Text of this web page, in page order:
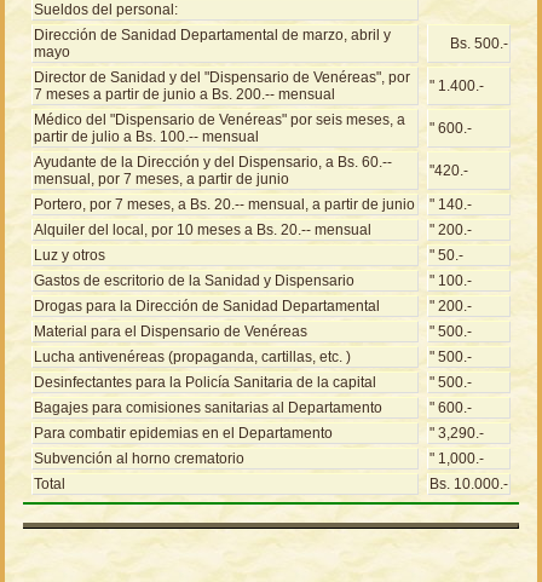
Sueldos del personal:
Dirección de Sanidad Departamental de marzo, abril y
mayo
Bs. 500.-
Director de Sanidad y del "Dispensario de Venéreas", por
7 meses a partir de junio a Bs. 200.-- mensual
" 1.400.-
Médico del "Dispensario de Venéreas" por seis meses, a
partir de julio a Bs. 100.-- mensual
" 600.-
Ayudante de la Dirección y del Dispensario, a Bs. 60.--
mensual, por 7 meses, a partir de junio
"420.-
Portero, por 7 meses, a Bs. 20.-- mensual, a partir de junio
" 140.-
Alquiler del local, por 10 meses a Bs. 20.-- mensual
" 200.-
Luz y otros
" 50.-
Gastos de escritorio de la Sanidad y Dispensario
" 100.-
Drogas para la Dirección de Sanidad Departamental
" 200.-
Material para el Dispensario de Venéreas
" 500.-
Lucha antivenéreas (propaganda, cartillas, etc. )
" 500.-
Desinfectantes para la Policía Sanitaria de la capital
" 500.-
Bagajes para comisiones sanitarias al Departamento
" 600.-
Para combatir epidemias en el Departamento
" 3,290.-
Subvención al horno crematorio
" 1,000.-
Total
Bs. 10.000.-